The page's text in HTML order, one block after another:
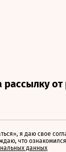
я даю свое
что
данных